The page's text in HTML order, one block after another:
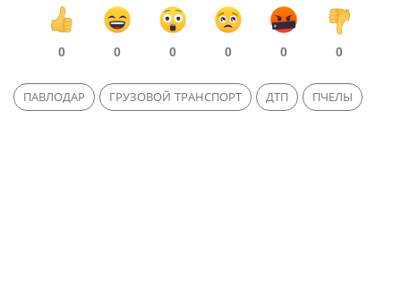
0 0 0 0 0 0
ПАВЛОДАР ГРУЗОВОЙ ТРАНСПОРТ ДТП ПЧЕЛЫ